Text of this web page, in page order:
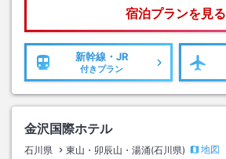
宿泊プランを見る
新幹線・JR
付きプラン
金沢国際ホテル
石川県 東山・卯辰山・湯涌(石川県)
地図